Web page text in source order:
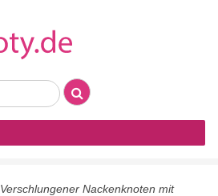
Verschlungener Nackenknoten mit